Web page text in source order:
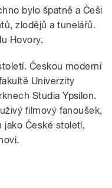
bylo špatně a Češi
zlodějů a tunelářů.
Hovory.
Českou moderní
Univerzity
Studia Ypsilon.
filmový fanoušek,
jako České století,